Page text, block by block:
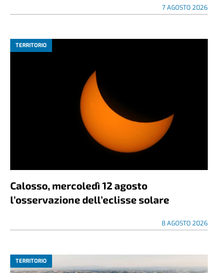
7 AGOSTO 2026
TERRITORIO
Calosso, mercoledì 12 agosto
l’osservazione dell’eclisse solare
8 AGOSTO 2026
TERRITORIO